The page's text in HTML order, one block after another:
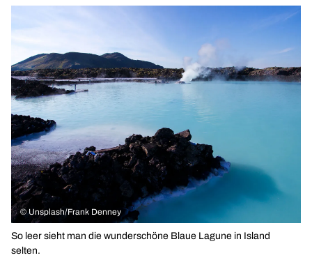
© Unsplash/Frank Denney
So leer sieht man die wunderschöne Blaue Lagune in Island
selten.